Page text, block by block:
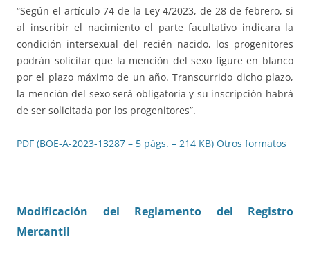
“Según el artículo 74 de la Ley 4/2023, de 28 de febrero, si
al inscribir el nacimiento el parte facultativo indicara la
condición intersexual del recién nacido, los progenitores
podrán solicitar que la mención del sexo figure en blanco
por el plazo máximo de un año. Transcurrido dicho plazo,
la mención del sexo será obligatoria y su inscripción habrá
de ser solicitada por los progenitores”.
PDF (BOE-A-2023-13287 – 5 págs. – 214 KB) Otros formatos
Modificación del Reglamento del Registro
Mercantil